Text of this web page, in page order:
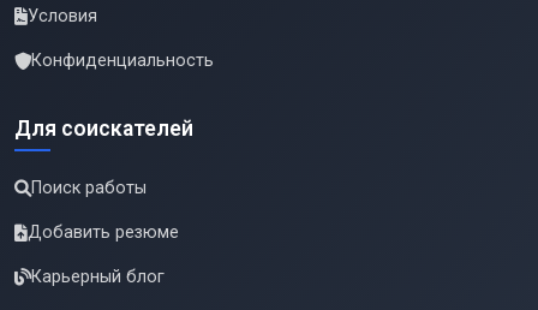
Условия
Конфиденциальность
Для соискателей
Поиск работы
Добавить резюме
Карьерный блог